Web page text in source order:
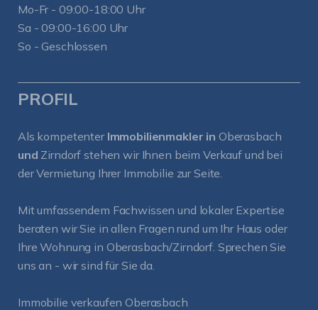
Mo-Fr - 09:00-18:00 Uhr
Sa - 09:00-16:00 Uhr
So - Geschlossen
PROFIL
Als kompetenter Immobilienmakler in Oberasbach
und Zirndorf stehen wir Ihnen beim Verkauf und bei
der Vermietung Ihrer Immobilie zur Seite.
Mit umfassendem Fachwissen und lokaler Expertise
beraten wir Sie in allen Fragen rund um Ihr Haus oder
Ihre Wohnung in Oberasbach/Zirndorf. Sprechen Sie
uns an - wir sind für Sie da.
Immobilie verkaufen Oberasbach